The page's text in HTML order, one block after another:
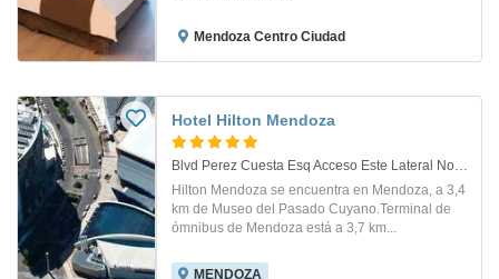
Mendoza Centro Ciudad
Hotel Hilton Mendoza
Blvd Perez Cuesta Esq Acceso Este Lateral Norte. Mendoza
Hilton Mendoza se encuentra en Mendoza, a 3,4
km de Museo del Pasado Cuyano.Terminal de
ómnibus de Mendoza está a 3,7 km...
MENDOZA